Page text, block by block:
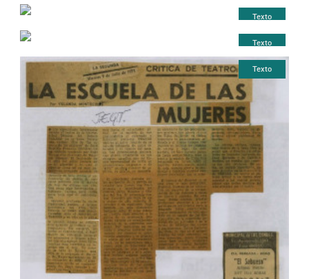
Texto
Texto
Texto